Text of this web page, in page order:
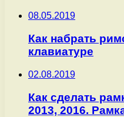
08.05.2019
Как набрать
клавиатуре
02.08.2019
Как сделать
2013, 2016.